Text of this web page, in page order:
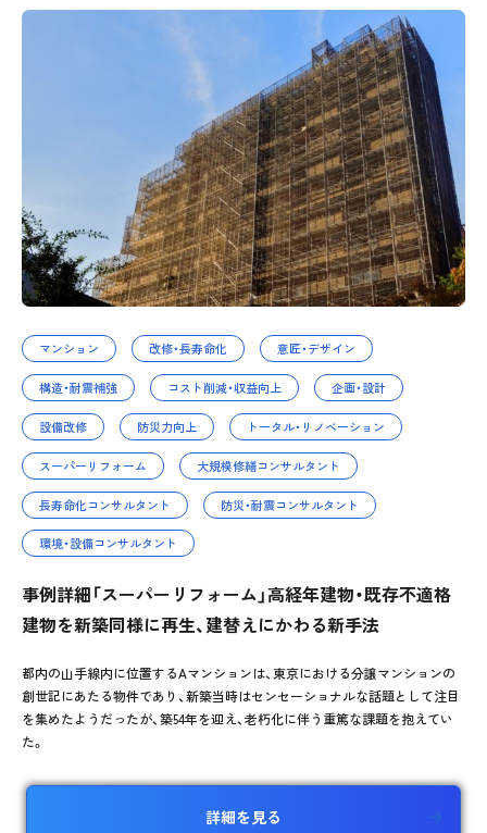
マンション 改修・長寿命化 意匠・デザイン
構造・耐震補強 コスト削減・収益向上 企画・設計
設備改修 防災力向上 トータル・リノベーション
スーパーリフォーム 大規模修繕コンサルタント
長寿命化コンサルタント 防災・耐震コンサルタント
環境・設備コンサルタント
事例詳細「スーパーリフォーム」高経年建物・既存不適格
建物を新築同様に再生、建替えにかわる新手法
都内の山手線内に位置するAマンションは、東京における分譲マンションの
創世記にあたる物件であり、新築当時はセンセーショナルな話題として注目
を集めたようだったが、築54年を迎え、老朽化に伴う重篤な課題を抱えてい
た。
詳細を見る